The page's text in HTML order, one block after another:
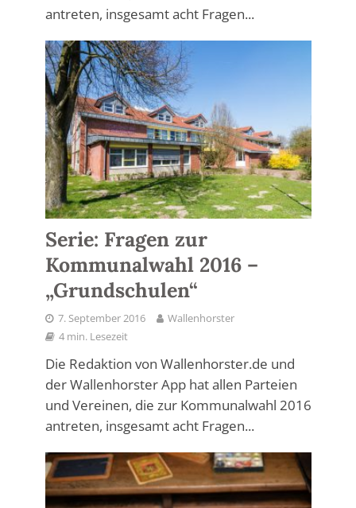
antreten, insgesamt acht Fragen...
Serie: Fragen zur
Kommunalwahl 2016 –
„Grundschulen“
7. September 2016
Wallenhorster
4 min. Lesezeit
Die Redaktion von Wallenhorster.de und
der Wallenhorster App hat allen Parteien
und Vereinen, die zur Kommunalwahl 2016
antreten, insgesamt acht Fragen...